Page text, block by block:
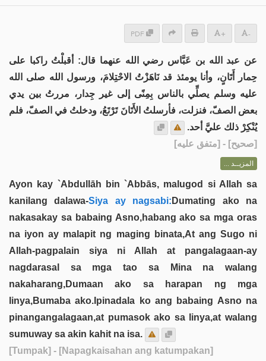
PDF + -
عن عبد الله بن عَبَّاس رضي الله عنهما قال: أقبلْتُ راكبا على
حِمار أَتَانٍ، وأنا يومئذ قد نَاهَزْتُ الاحْتِلامَ، ورسول الله صلى الله
عليه وسلم يصلِّي بالناس بِمِنًى إلى غير جِدار، مررتُ بين يدي
بعض الصفّ، فنزلت، فأرسلتُ الأَتَانَ تَرْتَعُ، ودخلتُ في الصفّ، فلم
يُنْكِرْ ذلك عليَّ أحد.
[صحيح] - [متفق عليه]
المزيــد ...
Ayon kay `Abdullāh bin `Abbās, malugod si Allah sa
kanilang dalawa-Siya ay nagsabi: Dumating ako na
nakasakay sa babaing Asno,habang ako sa mga oras
na iyon ay malapit ng maging binata,At ang Sugo ni
Allah-pagpalain siya ni Allah at pangalagaan-ay
nagdarasal sa mga tao sa Mina na walang
nakaharang,Dumaan ako sa harapan ng mga
linya,Bumaba ako.Ipinadala ko ang babaing Asno na
pinangangalagaan,at pumasok ako sa linya,at walang
sumuway sa akin kahit na isa.
[Tumpak] - [Napagkaisahan ang katumpakan]